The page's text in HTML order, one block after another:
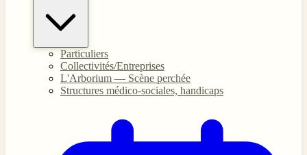
Particuliers
Collectivités/Entreprises
L'Arborium — Scène perchée
Structures médico-sociales, handicaps